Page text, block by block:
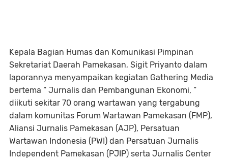
Kepala Bagian Humas dan Komunikasi Pimpinan
Sekretariat Daerah Pamekasan, Sigit Priyanto dalam
laporannya menyampaikan kegiatan Gathering Media
bertema “ Jurnalis dan Pembangunan Ekonomi, ”
diikuti sekitar 70 orang wartawan yang tergabung
dalam komunitas Forum Wartawan Pamekasan (FMP),
Aliansi Jurnalis Pamekasan (AJP), Persatuan
Wartawan Indonesia (PWI) dan Persatuan Jurnalis
Independent Pamekasan (PJIP) serta Jurnalis Center